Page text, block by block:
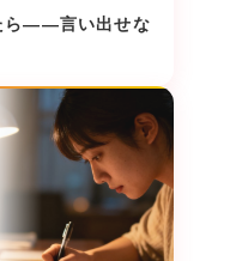
ら――言い出せな